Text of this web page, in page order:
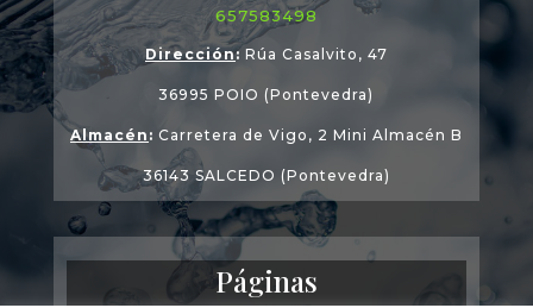
657583498
Dirección:Rúa Casalvito, 47
36995 POIO (Pontevedra)
Almacén : Carretera de Vigo, 2 Mini Almacén B
36143 SALCEDO (Pontevedra)
Páginas